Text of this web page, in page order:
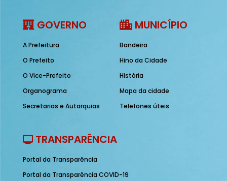
GOVERNO
A Prefeitura
O Prefeito
O Vice-Prefeito
Organograma
Secretarias e Autarquias
MUNICÍPIO
Bandeira
Hino da Cidade
História
Mapa da cidade
Telefones úteis
TRANSPARÊNCIA
Portal da Transparência
Portal da Transparência COVID-19